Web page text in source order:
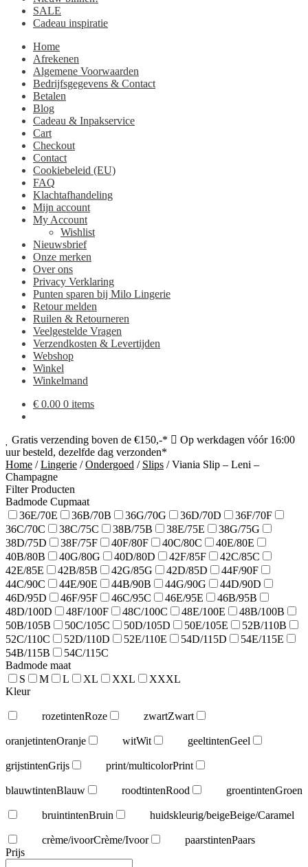
SALE
Cadeau inspiratie
Home
Afrekenen
Algemene Voorwaarden
Bedrijfsgegevens & Contact
Betalen
Blog
Cadeau & Inpakservice
Cart
Checkout
Contact
Cookiebeleid (EU)
FAQ
Klachtafhandeling
Mijn account
My Account
Wishlist
Nieuwsbrief
Onze merken
Over ons
Privacy Verklaring
Punten sparen bij Milo Lingerie
Retour melden
Ruilen & Retourneren
Veelgestelde Vragen
Verzendkosten & Levertijden
Webshop
Winkel
Winkelmand
€ 0.00 0 items
Gratis verzending boven de €150,-*
Op werkdagen vóór 16:00
uur besteld, dezelfde dag verzonden*
Home /Lingerie /Ondergoed / Slips /Viania Slip – Leni –
Champagne
Filter Producten
Badmode Cupmaat
36E/70E
36B/70B 36G/70G 36D/70D
36F/70F
36C/70C
38C/75C 38B/75B 38E/75E
38G/75G
38D/75D
38F/75F 40F/80F 40C/80C
40E/80E
40B/80B
40G/80G 40D/80D 42F/85F
42C/85C
42E/85E
42B/85B 42G/85G 42D/85D
44F/90F
44C/90C
44E/90E 44B/90B 44G/90G
44D/90D
46D/95D
46F/95F 46C/95C 46E/95E
46B/95B
48D/100D
48F/100F 48C/100C 48E/100E
48B/100B
50B/105B
50C/105C 50D/105D 50E/105E
52B/110B
52C/110C
52D/110D 52E/110E 54D/115D
54E/115E
54B/115B
54C/115C
Badmode maat
S
M L XL XXL
XXXL
Kleur
rozetintenRoze zwartZwart
oranjetintenOranje witWit geeltintenGeel
grijstintenGrijs print/multicolorPrint
blauwtintenBlauw roodtintenRood groentintenGroen
bruintintenBruin huidskleurig/beigeBeige/Caramel
crème/ivoorCrème/Ivoor paarstintenPaars
Prijs